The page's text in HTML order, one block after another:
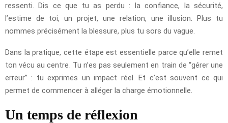
ressenti. Dis ce que tu as perdu : la confiance, la sécurité,
l’estime de toi, un projet, une relation, une illusion. Plus tu
nommes précisément la blessure, plus tu sors du vague.
Dans la pratique, cette étape est essentielle parce qu’elle remet
ton vécu au centre. Tu n’es pas seulement en train de “gérer une
erreur” : tu exprimes un impact réel. Et c’est souvent ce qui
permet de commencer à alléger la charge émotionnelle.
Un temps de réflexion